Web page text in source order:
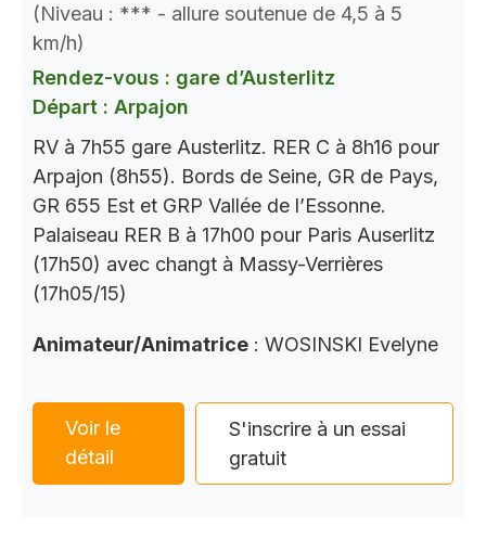
(Niveau : *** - allure soutenue de 4,5 à 5
km/h)
Rendez-vous : gare d’Austerlitz
Départ : Arpajon
RV à 7h55 gare Austerlitz. RER C à 8h16 pour
Arpajon (8h55). Bords de Seine, GR de Pays,
GR 655 Est et GRP Vallée de l’Essonne.
Palaiseau RER B à 17h00 pour Paris Auserlitz
(17h50) avec changt à Massy-Verrières
(17h05/15)
Animateur/Animatrice : WOSINSKI Evelyne
Voir le
détail
S'inscrire à un essai
gratuit